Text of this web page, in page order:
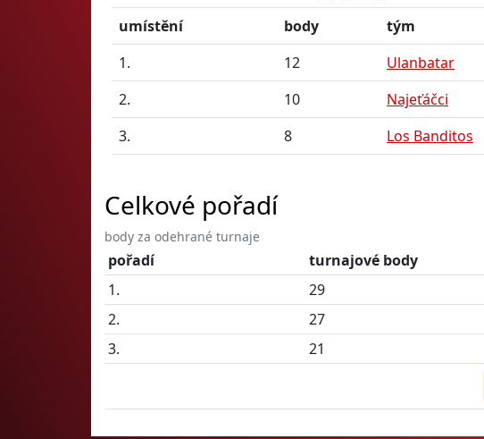
umístění
body
tým
1.
12
Ulanbatar
2.
10
Najeťáčci
3.
8 Los Banditos
Celkové pořadí
body za odehrané turnaje
pořadí turnajové body
1.
29
2.
27
3.
21